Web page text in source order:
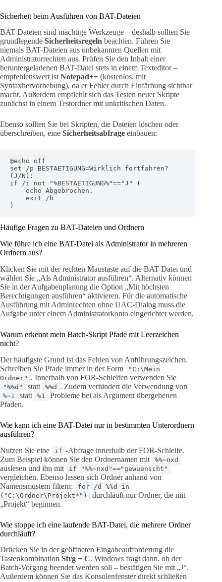
Sicherheit beim Ausführen von BAT-Dateien
BAT-Dateien sind mächtige Werkzeuge – deshalb sollten Sie
grundlegende Sicherheitsregeln beachten. Führen Sie
niemals BAT-Dateien aus unbekannten Quellen mit
Administratorrechten aus. Prüfen Sie den Inhalt einer
heruntergeladenen BAT-Datei stets in einem Texteditor –
empfehlenswert istNotepad++ (kostenlos, mit
Syntaxhervorhebung), da er Fehler durch Einfärbung sichtbar
macht. Außerdem empfiehlt sich das Testen neuer Skripte
zunächst in einem Testordner mit unkritischen Daten.
Ebenso sollten Sie bei Skripten, die Dateien löschen oder
überschreiben, eine Sicherheitsabfrage einbauen:
@echo off
set /p BESTAETIGUNG=Wirklich fortfahren?
(J/N):
if /i not "%BESTAETIGUNG%"=="J" (
)
Häufige Fragen zu BAT-Dateien und Ordnern
Wie führe ich eine BAT-Datei als Administrator in mehreren
Ordnern aus?
Klicken Sie mit der rechten Maustaste auf die BAT-Datei und
wählen Sie „Als Administrator ausführen“. Alternativ können
Sie in der Aufgabenplanung die Option „Mit höchsten
Berechtigungen ausführen“ aktivieren. Für die automatische
Ausführung mit Adminrechten ohne UAC-Dialog muss die
Aufgabe unter einem Administratorkonto eingerichtet werden.
Warum erkennt mein Batch-Skript Pfade mit Leerzeichen
nicht?
Der häufigste Grund ist das Fehlen von Anführungszeichen.
Schreiben Sie Pfade immer in der Form
"C:\Mein
Ordner" . Innerhalb von FOR-Schleifen verwenden Sie
"%%d" statt %%d . Zudem verhindert die Verwendung von
%~1 statt %1
Probleme bei als Argument übergebenen
Pfaden.
Wie kann ich eine BAT-Datei nur in bestimmten Unterordnern
ausführen?
Nutzen Sie eine
if -Abfrage innerhalb der FOR-Schleife.
Zum Beispiel können Sie den Ordnernamen mit
%%~nxd
auslesen und ihn mit if "%%~nxd"=="gewuenscht"
vergleichen. Ebenso lassen sich Ordner anhand von
Namensmustern filtern:
for /d %%d in
("C:\Ordner\Projekt*")
durchläuft nur Ordner, die mit
„Projekt“ beginnen.
Wie stoppe ich eine laufende BAT-Datei, die mehrere Ordner
durchläuft?
Drücken Sie in der geöffneten Eingabeaufforderung die
Tastenkombination Strg + C. Windows fragt dann, ob der
Batch-Vorgang beendet werden soll – bestätigen Sie mit „J“.
Außerdem können Sie das Konsolenfenster direkt schließen